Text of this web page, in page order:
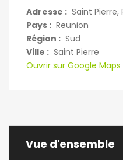
Adresse : Saint Pierre,
Pays : Reunion
Région : Sud
Ville : Saint Pierre
Ouvrir sur Google Maps
Vue d'ensemble